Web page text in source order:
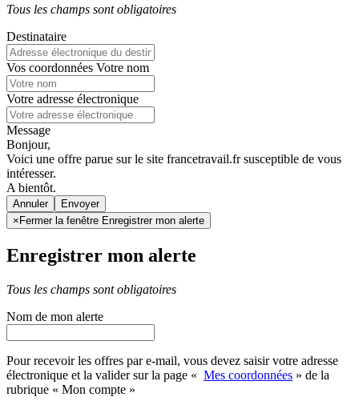
Tous les champs sont obligatoires
Destinataire
Vos coordonnées Votre nom
Votre adresse électronique
Message
Bonjour,
Voici une offre parue sur le site francetravail.fr susceptible de vous
intéresser.
A bientôt.
Annuler
× Fermer la fenêtre Enregistrer mon alerte
Enregistrer mon alerte
Tous les champs sont obligatoires
Nom de mon alerte
Pour recevoir les offres par e-mail, vous devez saisir votre adresse
électronique et la valider sur la page « Mes coordonnées » de la
rubrique « Mon compte »